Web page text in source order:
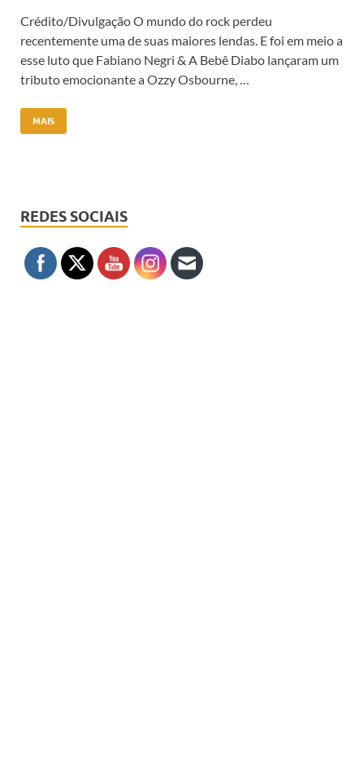
Crédito/Divulgação O mundo do rock perdeu
recentemente uma de suas maiores lendas. E foi em meio a
esse luto que Fabiano Negri & A Bebê Diabo lançaram um
tributo emocionante a Ozzy Osbourne, …
MAIS
REDES SOCIAIS